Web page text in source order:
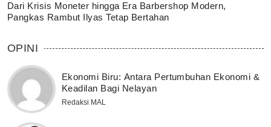
Dari Krisis Moneter hingga Era Barbershop Modern,
Pangkas Rambut Ilyas Tetap Bertahan
OPINI
Ekonomi Biru: Antara Pertumbuhan Ekonomi &
Keadilan Bagi Nelayan
Redaksi MAL